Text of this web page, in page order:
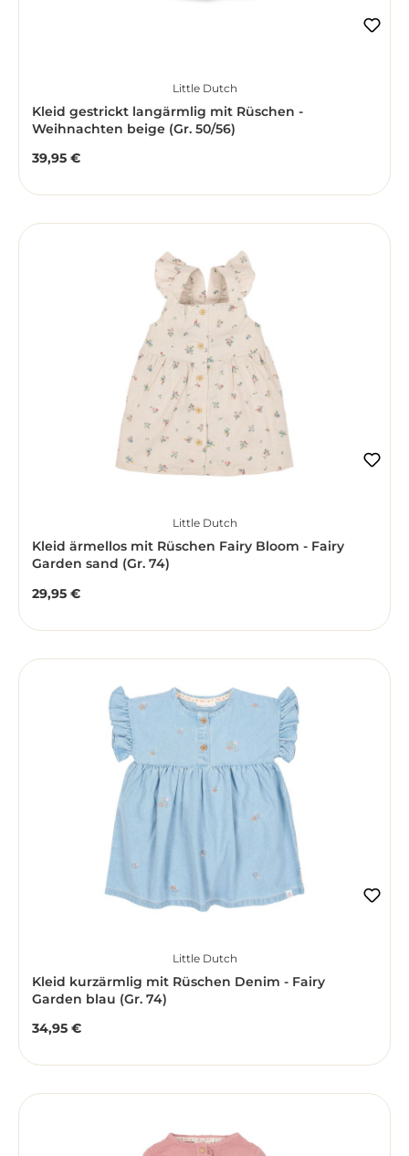
Little Dutch
Kleid gestrickt langärmlig mit Rüschen -
Weihnachten beige (Gr. 50/56)
Regulärer Preis:
39,95 €
Little Dutch
Kleid ärmellos mit Rüschen Fairy Bloom - Fairy
Garden sand (Gr. 74)
Regulärer Preis:
29,95 €
Little Dutch
Kleid kurzärmlig mit Rüschen Denim - Fairy
Garden blau (Gr. 74)
Regulärer Preis:
34,95 €